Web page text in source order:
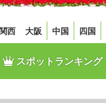
西 大阪 中国 四国
スポットランキング